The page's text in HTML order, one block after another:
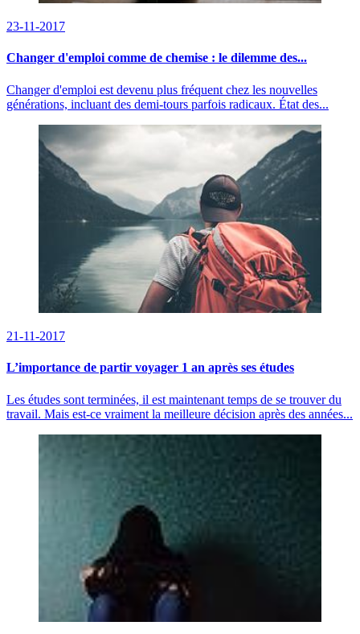
23-11-2017
Changer d'emploi comme de chemise : le dilemme des...
Changer d'emploi est devenu plus fréquent chez les nouvelles
générations, incluant des demi-tours parfois radicaux. État des...
21-11-2017
L’importance de partir voyager 1 an après ses études
Les études sont terminées, il est maintenant temps de se trouver du
travail. Mais est-ce vraiment la meilleure décision après des années...